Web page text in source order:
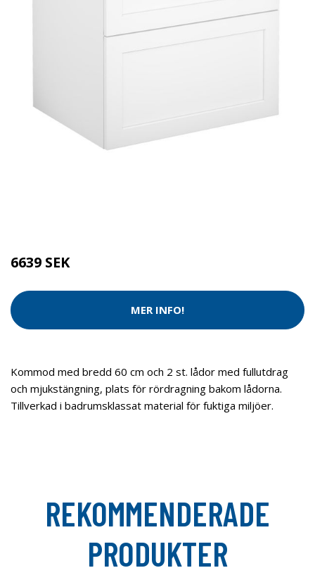
6639 SEK
MER INFO!
Kommod med bredd 60 cm och 2 st. lådor med fullutdrag
och mjukstängning, plats för rördragning bakom lådorna.
Tillverkad i badrumsklassat material för fuktiga miljöer.
REKOMMENDERADE
PRODUKTER